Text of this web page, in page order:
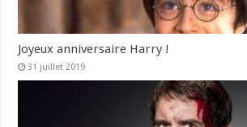
Joyeux anniversaire Harry !
31 juillet 2019